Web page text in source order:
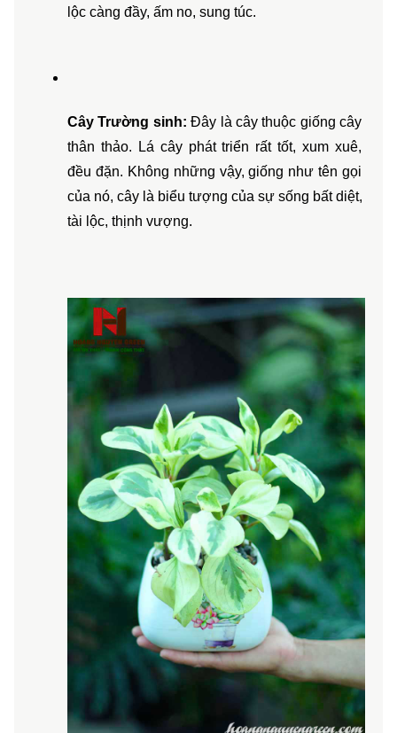
lộc càng đầy, ấm no, sung túc.
Cây Trường sinh: Đây là cây thuộc giống cây
thân thảo. Lá cây phát triển rất tốt, xum xuê,
đều đặn. Không những vậy, giống như tên gọi
của nó, cây là biểu tượng của sự sống bất diệt,
tài lộc, thịnh vượng.